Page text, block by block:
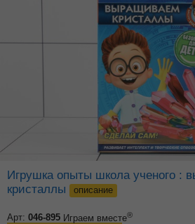
Игрушка опыты школа ученого : выращиваем
кристаллы
описание
Арт: 046-895 Играем вместе®